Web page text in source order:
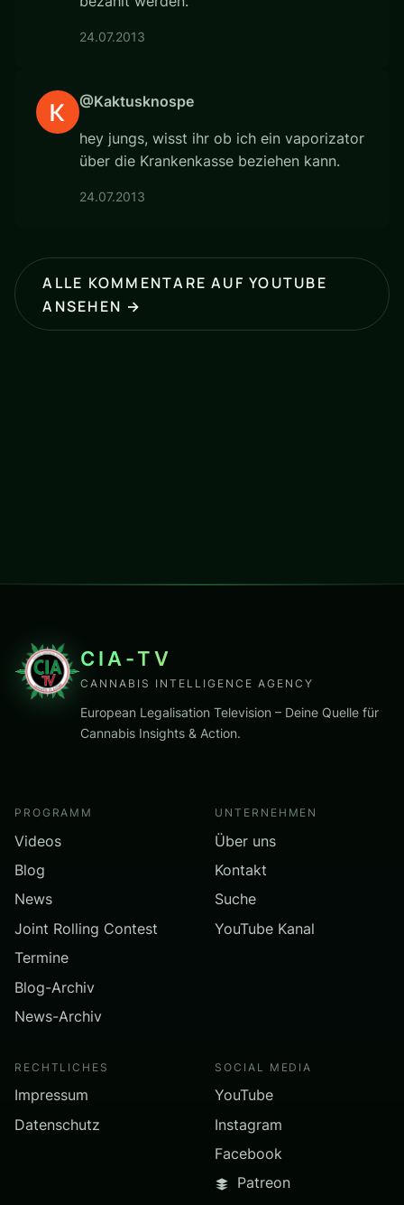
24.07.2013
@Kaktusknospe
hey jungs, wisst ihr ob ich ein vaporizator
über die Krankenkasse beziehen kann.
24.07.2013
ALLE KOMMENTARE AUF YOUTUBE
ANSEHEN →
CIA-TV
CANNABIS INTELLIGENCE AGENCY
European Legalisation Television – Deine Quelle für
Cannabis Insights & Action.
PROGRAMM
Videos
Blog
News
Joint Rolling Contest
Termine
Blog-Archiv
News-Archiv
UNTERNEHMEN
Über uns
Kontakt
Suche
YouTube Kanal
RECHTLICHES
Impressum
Datenschutz
SOCIAL MEDIA
YouTube
Instagram
Facebook
Patreon